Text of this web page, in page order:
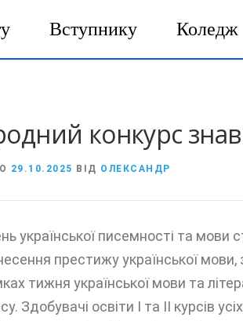
Вступнику Коледж
конкурс
29.10.2025 ВІД ОЛЕКСАНДР
української писемності та мови
престижу української мови,
тижня української мови та
Здобувачі освіти І та ІІ курсів